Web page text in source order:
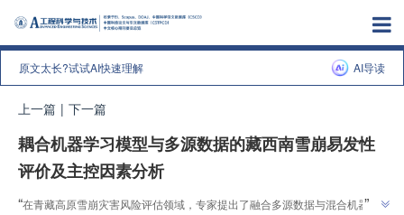
原文太长?试试AI快速理解 AI导读
上一篇 | 下一篇
耦合机器学习模型与多源数据的藏西南雪崩易发性
评价及主控因素分析
“在青藏高原雪崩灾害风险评估领域，专家提出了融合多源数据与混合机器学
”